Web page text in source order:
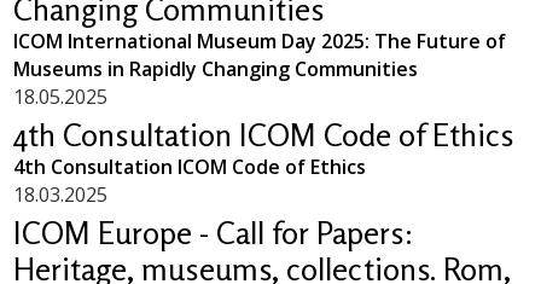
Changing Communities
ICOM International Museum Day 2025: The Future of
Museums in Rapidly Changing Communities
18.05.2025
4th Consultation ICOM Code of Ethics
4th Consultation ICOM Code of Ethics
18.03.2025
ICOM Europe - Call for Papers:
Heritage, museums, collections. Rom,